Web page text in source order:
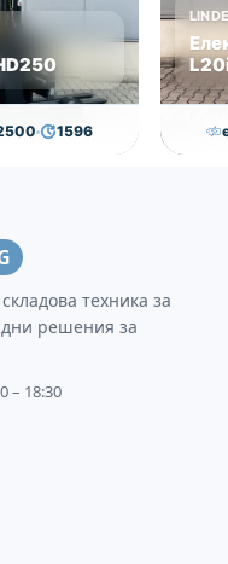
1596
втора употреба
LINDE
техника за
решения за
– 18:30